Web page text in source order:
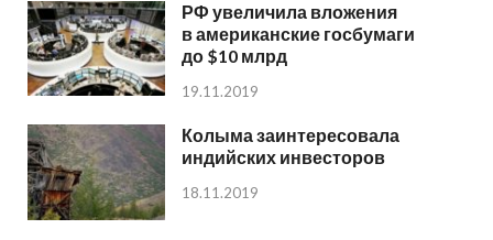
РФ увеличила вложения
в американские госбумаги
до $10 млрд
19.11.2019
Колыма заинтересовала
индийских инвесторов
18.11.2019